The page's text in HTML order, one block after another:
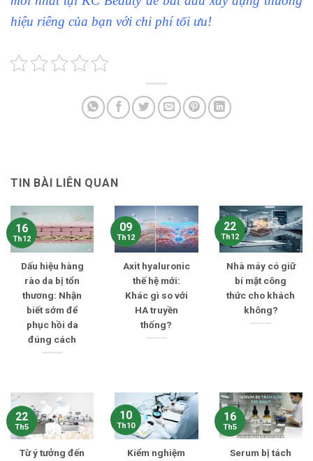
hiệu riêng của bạn với chi phí tối ưu!
TIN BÀI LIÊN QUAN
Dấu hiệu hàng
rào da bị tổn
thương: Nhận
biết sớm để
phục hồi da
đúng cách
16
Th12
Axit hyaluronic
thế hệ mới:
Khác gì so với
HA truyền
thống?
09
Th12
Nhà máy có giữ
bí mật công
thức cho khách
không?
22
Th12
Từ ý tưởng đến
22
Th5
Kiểm nghiệm
10
Th10
Serum bị tách
16
Th5